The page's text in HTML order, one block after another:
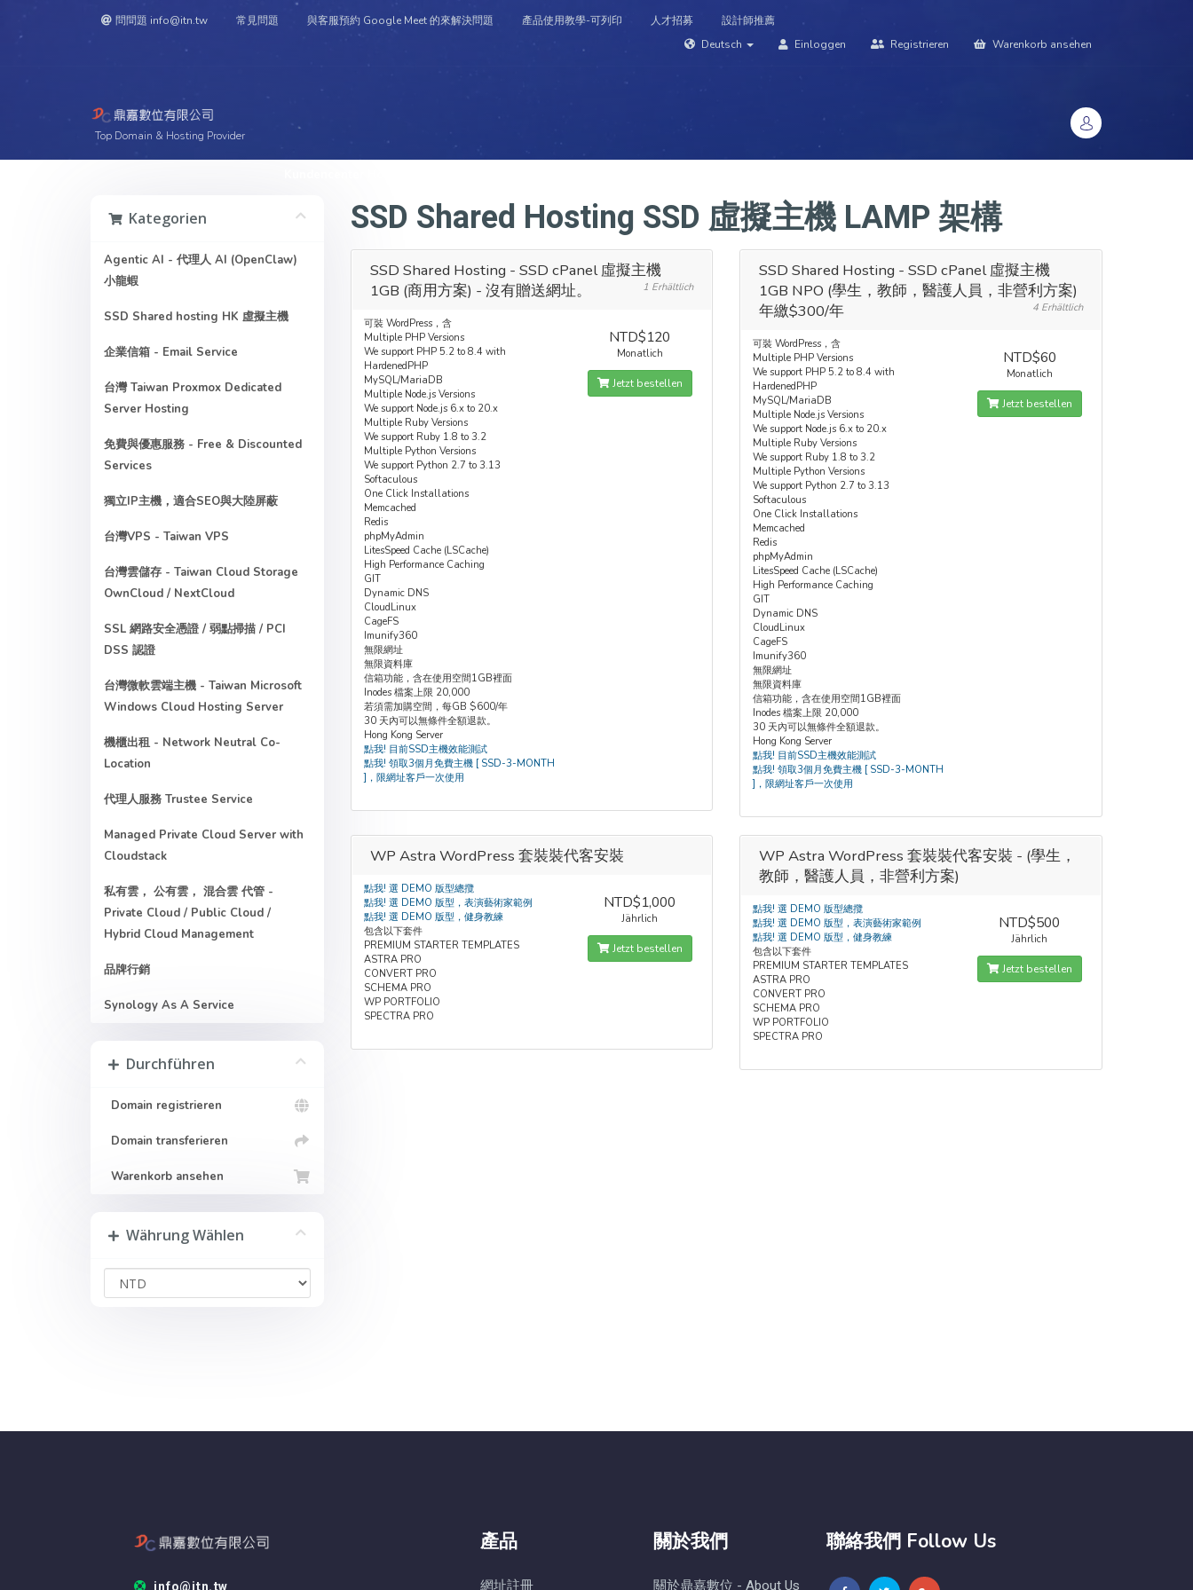
問問題 info@itn.tw 常見問題 與客服預約 Google Meet 的來解決問題 產品使用教學-可列印 人才招募
設計師推薦
Deutsch
Einloggen Registrieren Warenkorb ansehen
Top Domain & Hosting Provider
Kategorien
Agentic AI - 代理人 AI (OpenClaw)
小龍蝦
SSD Shared hosting HK 虛擬主機
企業信箱 - Email Service
台灣 Taiwan Proxmox Dedicated
Server Hosting
免費與優惠服務 - Free & Discounted
Services
獨立IP主機，適合SEO與大陸屏蔽
台灣VPS - Taiwan VPS
台灣雲儲存 - Taiwan Cloud Storage
OwnCloud / NextCloud
SSL 網路安全憑證 / 弱點掃描 / PCI
DSS 認證
台灣微軟雲端主機 - Taiwan Microsoft
Windows Cloud Hosting Server
機櫃出租 - Network Neutral Co-
Location
代理人服務 Trustee Service
Managed Private Cloud Server with
Cloudstack
私有雲， 公有雲， 混合雲 代管 -
Private Cloud / Public Cloud /
Hybrid Cloud Management
品牌行銷
Synology As A Service
Durchführen
Domain registrieren
Domain transferieren
Warenkorb ansehen
Währung Wählen
SSD Shared Hosting SSD 虛擬主機 LAMP 架構
SSD Shared Hosting - SSD cPanel 虛擬主機
1GB (商用方案) - 沒有贈送網址。
1 Erhältlich
可裝 WordPress，含
Multiple PHP Versions
We support PHP 5.2 to 8.4 with
HardenedPHP
MySQL/MariaDB
Multiple Node.js Versions
We support Node.js 6.x to 20.x
Multiple Ruby Versions
We support Ruby 1.8 to 3.2
Multiple Python Versions
We support Python 2.7 to 3.13
Softaculous
One Click Installations
Memcached
Redis
phpMyAdmin
LitesSpeed Cache (LSCache)
High Performance Caching
GIT
Dynamic DNS
CloudLinux
CageFS
Imunify360
無限網址
無限資料庫
信箱功能，含在使用空間1GB裡面
Inodes 檔案上限 20,000
若須需加購空間，每GB $600/年
30 天內可以無條件全額退款。
Hong Kong Server
點我! 目前SSD主機效能測試
點我! 領取3個月免費主機 [ SSD-3-MONTH
]，限網址客戶一次使用
NTD$120
Monatlich
Jetzt bestellen
SSD Shared Hosting - SSD cPanel 虛擬主機
1GB NPO (學生，教師，醫護人員，非營利方案)
年繳$300/年
4 Erhältlich
可裝 WordPress，含
Multiple PHP Versions
We support PHP 5.2 to 8.4 with
HardenedPHP
MySQL/MariaDB
Multiple Node.js Versions
We support Node.js 6.x to 20.x
Multiple Ruby Versions
We support Ruby 1.8 to 3.2
Multiple Python Versions
We support Python 2.7 to 3.13
Softaculous
One Click Installations
Memcached
Redis
phpMyAdmin
LitesSpeed Cache (LSCache)
High Performance Caching
GIT
Dynamic DNS
CloudLinux
CageFS
Imunify360
無限網址
無限資料庫
信箱功能，含在使用空間1GB裡面
Inodes 檔案上限 20,000
30 天內可以無條件全額退款。
Hong Kong Server
點我! 目前SSD主機效能測試
點我! 領取3個月免費主機 [ SSD-3-MONTH
]，限網址客戶一次使用
NTD$60
Monatlich
Jetzt bestellen
WP Astra WordPress 套裝裝代客安裝
點我! 選 DEMO 版型總攬
點我! 選 DEMO 版型，表演藝術家範例
點我! 選 DEMO 版型，健身教練
包含以下套件
PREMIUM STARTER TEMPLATES
ASTRA PRO
CONVERT PRO
SCHEMA PRO
WP PORTFOLIO
SPECTRA PRO
NTD$1,000
Jährlich
Jetzt bestellen
WP Astra WordPress 套裝裝代客安裝 - (學生，
教師，醫護人員，非營利方案)
點我! 選 DEMO 版型總攬
點我! 選 DEMO 版型，表演藝術家範例
點我! 選 DEMO 版型，健身教練
包含以下套件
PREMIUM STARTER TEMPLATES
ASTRA PRO
CONVERT PRO
SCHEMA PRO
WP PORTFOLIO
SPECTRA PRO
NTD$500
Jährlich
Jetzt bestellen
產品
網址註冊
關於我們
關於鼎嘉數位 - About Us
聯絡我們 Follow Us